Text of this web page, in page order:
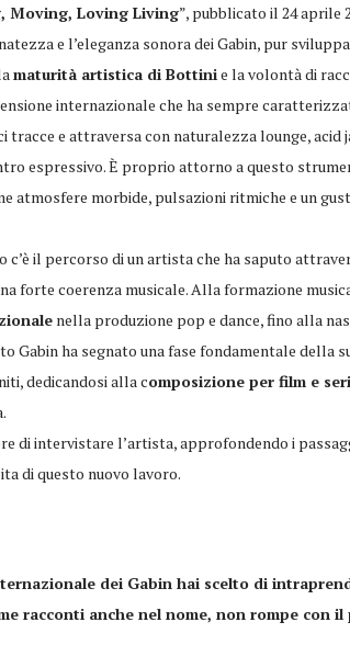
Moving, Loving Living”, pubblicato il 24 aprile
e l’eleganza sonora dei Gabin, pur
maturità artistica di Bottinie la volontà di
internazionale che ha sempre
tracce e attraversa con naturalezza lounge,
espressivo. È proprio attorno a questo
atmosfere morbide, pulsazioni ritmiche e un
il percorso di un artista che ha saputo
forte coerenza musicale. Alla formazione
nella produzione pop e dance, fino alla
Gabin ha segnato una fase fondamentale della
dedicandosi alla composizione per film e
di intervistare l’artista, approfondendo i
di questo nuovo lavoro.
dei Gabin hai scelto di
racconti anche nel nome, non rompe con